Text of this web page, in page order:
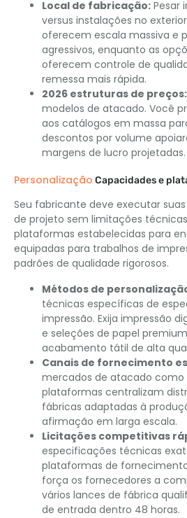
Local de fabricação: Pesar
versus instalações no
oferecem escala massiva e
agressivos, enquanto as
oferecem controle de
remessa mais rápida.
2026 estruturas de preços:
modelos de atacado. Você
aos catálogos em massa
descontos por volume
margens de lucro projetadas.
Personalização Capacidades e
Seu fabricante deve executar
de projeto sem limitações
plataformas estabelecidas para
equipadas para trabalhos de
padrões de qualidade rigorosos.
Métodos de
técnicas específicas de
impressão. Exija impressão
e seleções de papel
acabamento tátil de alta
Canais de fornecimento
mercados de atacado como
plataformas centralizam
fábricas adaptadas à
afirmação em larga escala.
Licitações competitivas
especificações técnicas
plataformas de
força os fornecedores a
vários lances de fábrica
de entrada dentro 48 horas.